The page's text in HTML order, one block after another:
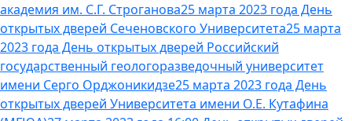
академия им. С.Г. Строганова25 марта 2023 года День
открытых дверей Сеченовского Университета25 марта
2023 года День открытых дверей Российский
государственный геологоразведочный университет
имени Серго Орджоникидзе25 марта 2023 года День
открытых дверей Университета имени О.Е. Кутафина